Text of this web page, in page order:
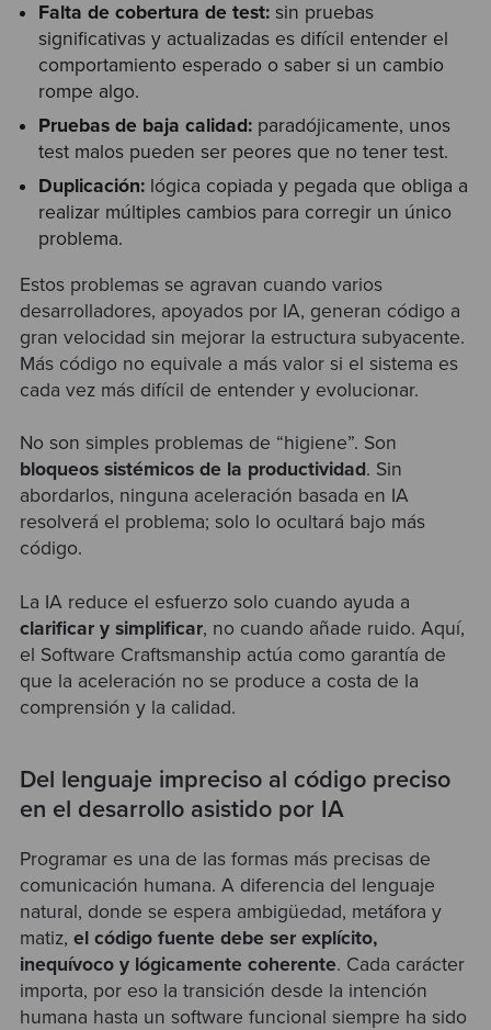
Falta de cobertura de test: sin pruebas
significativas y actualizadas es difícil entender el
comportamiento esperado o saber si un cambio
rompe algo.
Pruebas de baja calidad: paradójicamente, unos
test malos pueden ser peores que no tener test.
Duplicación: lógica copiada y pegada que obliga a
realizar múltiples cambios para corregir un único
problema.
Estos problemas se agravan cuando varios
desarrolladores, apoyados por IA, generan código a
gran velocidad sin mejorar la estructura subyacente.
Más código no equivale a más valor si el sistema es
cada vez más difícil de entender y evolucionar.
No son simples problemas de “higiene”. Son
bloqueos sistémicos de la productividad. Sin
abordarlos, ninguna aceleración basada en IA
resolverá el problema; solo lo ocultará bajo más
código.
La IA reduce el esfuerzo solo cuando ayuda a
clarificar y simplificar, no cuando añade ruido. Aquí,
el Software Craftsmanship actúa como garantía de
que la aceleración no se produce a costa de la
comprensión y la calidad.
Del lenguaje impreciso al código preciso
en el desarrollo asistido por IA
Programar es una de las formas más precisas de
comunicación humana. A diferencia del lenguaje
natural, donde se espera ambigüedad, metáfora y
matiz, el código fuente debe ser explícito,
inequívoco y lógicamente coherente. Cada carácter
importa, por eso la transición desde la intención
humana hasta un software funcional siempre ha sido